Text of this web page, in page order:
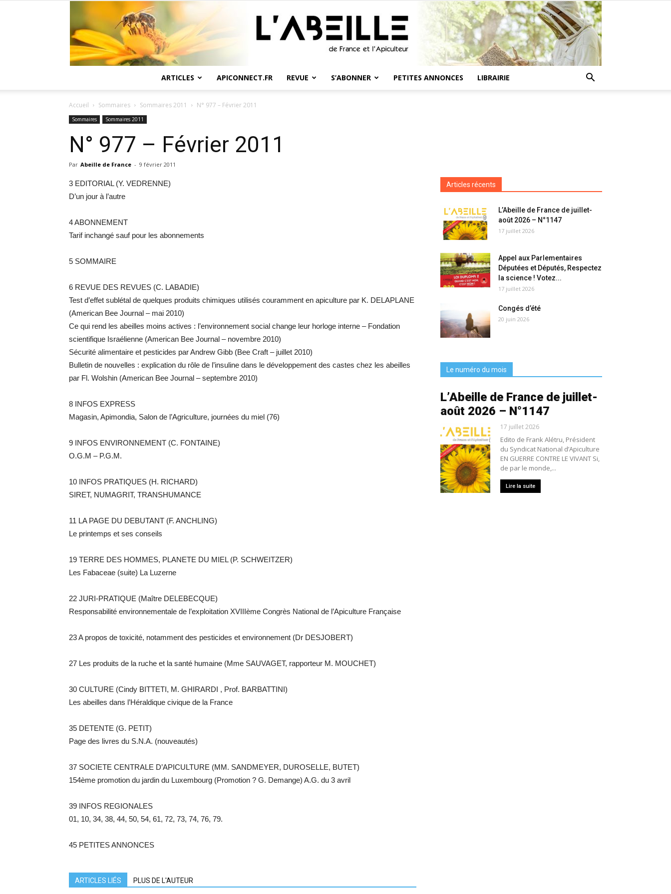
ARTICLES APICONNECT.FR REVUE S’ABONNER PETITES ANNONCES LIBRAIRIE
Accueil Sommaires Sommaires 2011 N° 977 – Février 2011
Sommaires Sommaires 2011
N° 977 – Février 2011
Par Abeille de France - 9 février 2011
3 EDITORIAL (Y. VEDRENNE)
D’un jour à l’autre
4 ABONNEMENT
Tarif inchangé sauf pour les abonnements
5 SOMMAIRE
6 REVUE DES REVUES (C. LABADIE)
Test d’effet sublétal de quelques produits chimiques utilisés couramment en apiculture par K. DELAPLANE
(American Bee Journal – mai 2010)
Ce qui rend les abeilles moins actives : l’environnement social change leur horloge interne – Fondation
scientifique Israélienne (American Bee Journal – novembre 2010)
Sécurité alimentaire et pesticides par Andrew Gibb (Bee Craft – juillet 2010)
Bulletin de nouvelles : explication du rôle de l’insuline dans le développement des castes chez les abeilles
par Fl. Wolshin (American Bee Journal – septembre 2010)
8 INFOS EXPRESS
Magasin, Apimondia, Salon de l’Agriculture, journées du miel (76)
9 INFOS ENVIRONNEMENT (C. FONTAINE)
O.G.M – P.G.M.
10 INFOS PRATIQUES (H. RICHARD)
SIRET, NUMAGRIT, TRANSHUMANCE
11 LA PAGE DU DEBUTANT (F. ANCHLING)
Le printemps et ses conseils
19 TERRE DES HOMMES, PLANETE DU MIEL (P. SCHWEITZER)
Les Fabaceae (suite) La Luzerne
22 JURI-PRATIQUE (Maître DELEBECQUE)
Responsabilité environnementale de l’exploitation XVIIIème Congrès National de l’Apiculture Française
23 A propos de toxicité, notamment des pesticides et environnement (Dr DESJOBERT)
27 Les produits de la ruche et la santé humaine (Mme SAUVAGET, rapporteur M. MOUCHET)
30 CULTURE (Cindy BITTETI, M. GHIRARDI , Prof. BARBATTINI)
Les abeilles dans l’Héraldique civique de la France
35 DETENTE (G. PETIT)
Page des livres du S.N.A. (nouveautés)
37 SOCIETE CENTRALE D’APICULTURE (MM. SANDMEYER, DUROSELLE, BUTET)
154ème promotion du jardin du Luxembourg (Promotion ? G. Demange) A.G. du 3 avril
39 INFOS REGIONALES
01, 10, 34, 38, 44, 50, 54, 61, 72, 73, 74, 76, 79.
45 PETITES ANNONCES
ARTICLES LIÉS PLUS DE L'AUTEUR
Articles récents
L’Abeille de France de juillet-
août 2026 – N°1147
17 juillet 2026
Appel aux Parlementaires
Députées et Députés, Respectez
la science ! Votez...
17 juillet 2026
Congés d’été
20 juin 2026
Le numéro du mois
L’Abeille de France de juillet-
août 2026 – N°1147
17 juillet 2026
Edito de Frank Alétru, Président
du Syndicat National d’Apiculture
EN GUERRE CONTRE LE VIVANT Si,
de par le monde,...
Lire la suite